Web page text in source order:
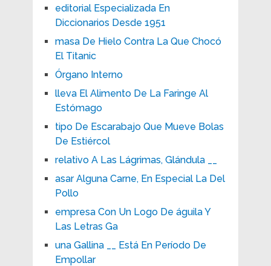
editorial Especializada En
Diccionarios Desde 1951
masa De Hielo Contra La Que Chocó
El Titanic
Órgano Interno
lleva El Alimento De La Faringe Al
Estómago
tipo De Escarabajo Que Mueve Bolas
De Estiércol
relativo A Las Lágrimas, Glándula __
asar Alguna Carne, En Especial La Del
Pollo
empresa Con Un Logo De águila Y
Las Letras Ga
una Gallina __ Está En Período De
Empollar